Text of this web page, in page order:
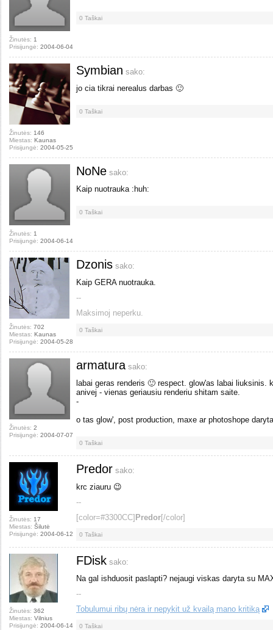
Žinutės: 1
Prisijungė: 2004-06-04
0 Taškai
Žinutės: 146
Miestas: Kaunas
Prisijungė: 2004-05-25
Symbian sako:
jo cia tikrai nerealus darbas 🙂
0 Taškai
Žinutės: 1
Prisijungė: 2004-06-14
NoNe sako:
Kaip nuotrauka :huh:
0 Taškai
Žinutės: 702
Miestas: Kaunas
Prisijungė: 2004-05-28
Dzonis sako:
Kaip GERA nuotrauka.
--
Maksimoj neperku.
0 Taškai
Žinutės: 2
Prisijungė: 2004-07-07
armatura sako:
labai geras renderis 🙂 respect. glow'as labai
anivej - vienas geriausiu renderiu shitam saite.
-
o tas glow', post production, maxe ar photoshope
0 Taškai
Žinutės: 17
Miestas: Šilutė
Prisijungė: 2004-06-12
Predor sako:
krc ziauru 😉
--
[color=#3300CC] Predor[/color]
0 Taškai
Žinutės: 362
Miestas: Vilnius
Prisijungė: 2004-06-14
FDisk sako:
Na gal ishduosit paslapti? nejaugi viskas daryta su
--
Tobulumui ribų nėra ir nepykit už kvailą mano kritiką
0 Taškai